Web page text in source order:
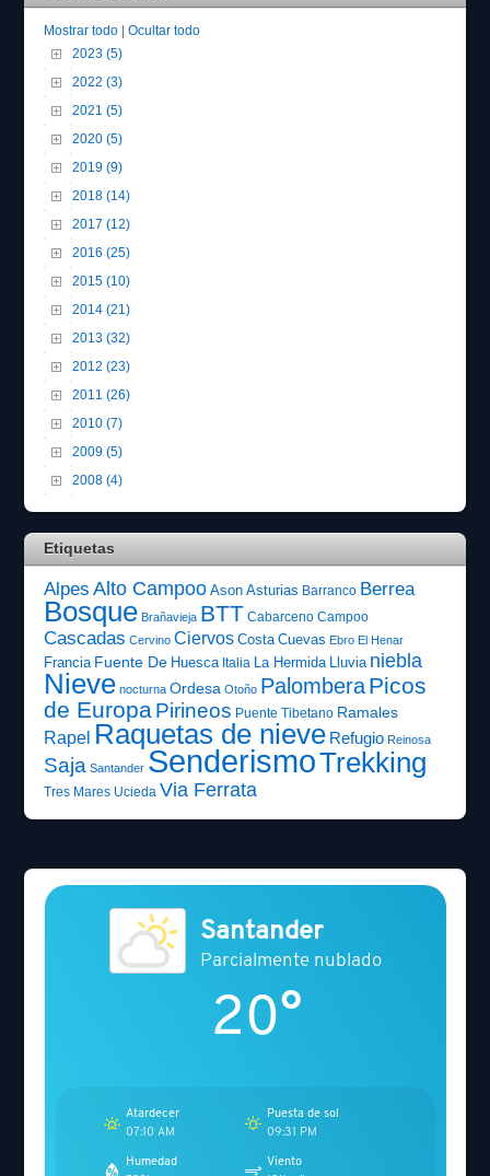
Mostrar todo |Ocultar todo
2023 (5)
2022 (3)
2021 (5)
2020 (5)
2019 (9)
2018 (14)
2017 (12)
2016 (25)
2015 (10)
2014 (21)
2013 (32)
2012 (23)
2011 (26)
2010 (7)
2009 (5)
2008 (4)
Etiquetas
Alpes Alto Campoo Ason Asturias Barranco Berrea
Bosque Brañavieja BTT Cabarceno Campoo
Cascadas Cervino Ciervos Costa Cuevas Ebro El Henar
Francia Fuente De Huesca Italia La Hermida Lluvia niebla
Nieve nocturna Ordesa Otoño PalomberaPicos
de EuropaPirineos Puente Tibetano Ramales
Rapel Raquetas de nieve Refugio Reinosa
Saja Santander SenderismoTrekking
Tres Mares Ucieda Via Ferrata
Santander
Parcialmente nublado
20°
Atardecer
07:10 AM
Puesta de sol
09:31 PM
Humedad
Viento